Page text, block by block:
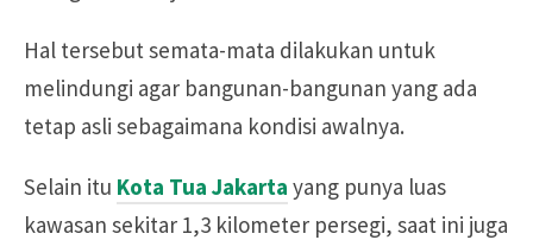
Hal tersebut semata-mata dilakukan untuk
melindungi agar bangunan-bangunan yang ada
tetap asli sebagaimana kondisi awalnya.
Selain itu Kota Tua Jakarta yang punya luas
kawasan sekitar 1,3 kilometer persegi, saat ini juga